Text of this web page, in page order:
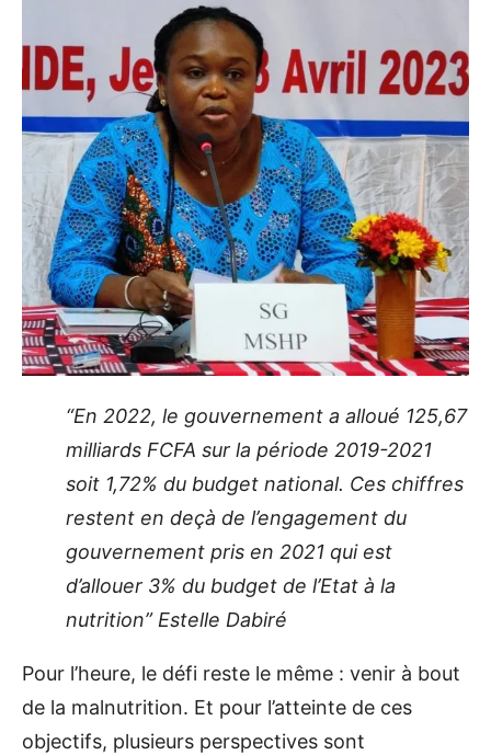
“En 2022, le gouvernement a alloué 125,67
milliards FCFA sur la période 2019-2021
soit 1,72% du budget national. Ces chiffres
restent en deçà de l’engagement du
gouvernement pris en 2021 qui est
d’allouer 3% du budget de l’Etat à la
nutrition” Estelle Dabiré
Pour l’heure, le défi reste le même : venir à bout
de la malnutrition. Et pour l’atteinte de ces
objectifs, plusieurs perspectives sont